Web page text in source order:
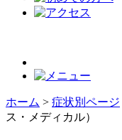
ホーム > 症状別ページ
ス・メディカル）